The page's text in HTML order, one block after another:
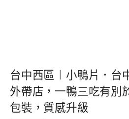
台中西區︱小鴨片．台
外帶店，一鴨三吃有別
包裝，質感升級